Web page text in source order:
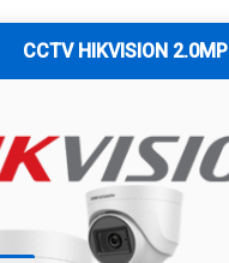
CCTV HIKVISION 2.0MP